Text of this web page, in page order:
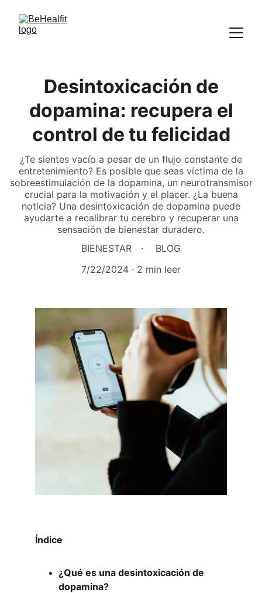
Desintoxicación de
dopamina: recupera el
control de tu felicidad
¿Te sientes vacío a pesar de un flujo constante de
entretenimiento? Es posible que seas víctima de la
sobreestimulación de la dopamina, un neurotransmisor
crucial para la motivación y el placer. ¿La buena
noticia? Una desintoxicación de dopamina puede
ayudarte a recalibrar tu cerebro y recuperar una
sensación de bienestar duradero.
BIENESTAR
BLOG
7/22/2024
2 min leer
Índice
¿Qué es una desintoxicación de
dopamina?